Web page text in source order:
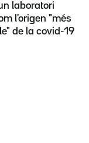
laboratori
l'origen "més
de la covid-19